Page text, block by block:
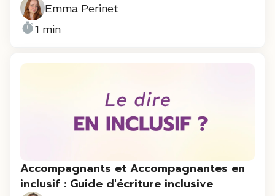
Emma Perinet
1 min
Accompagnants et Accompagnantes en
inclusif : Guide d'écriture inclusive